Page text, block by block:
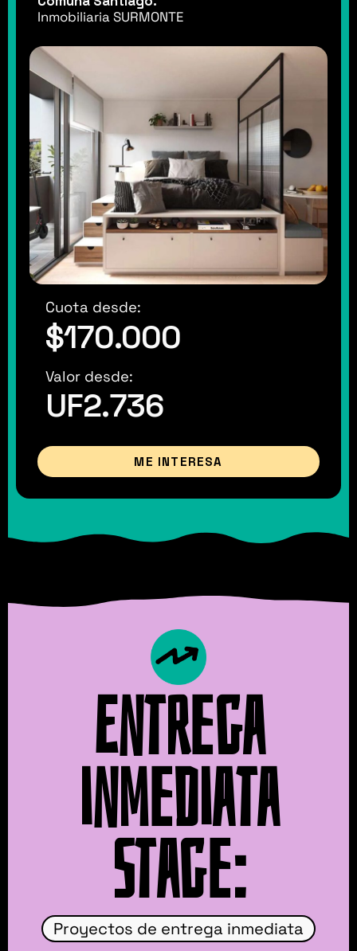
Inmobiliaria SURMONTE
Cuota desde:
$170.000
Valor desde:
UF2.736
ME INTERESA
Entrega
inmediata
Stage:
Proyectos de entrega inmediata